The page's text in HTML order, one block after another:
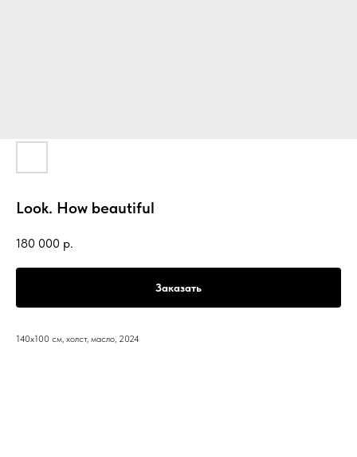
Look. How beautiful
180 000 р.
Заказать
140x100 см, холст, масло, 2024